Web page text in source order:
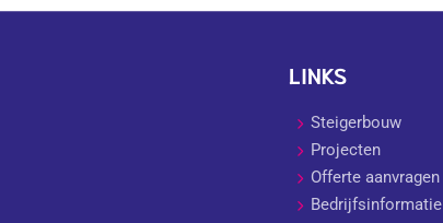
LINKS
Steigerbouw
Projecten
Offerte aanvragen
Bedrijfsinformatie